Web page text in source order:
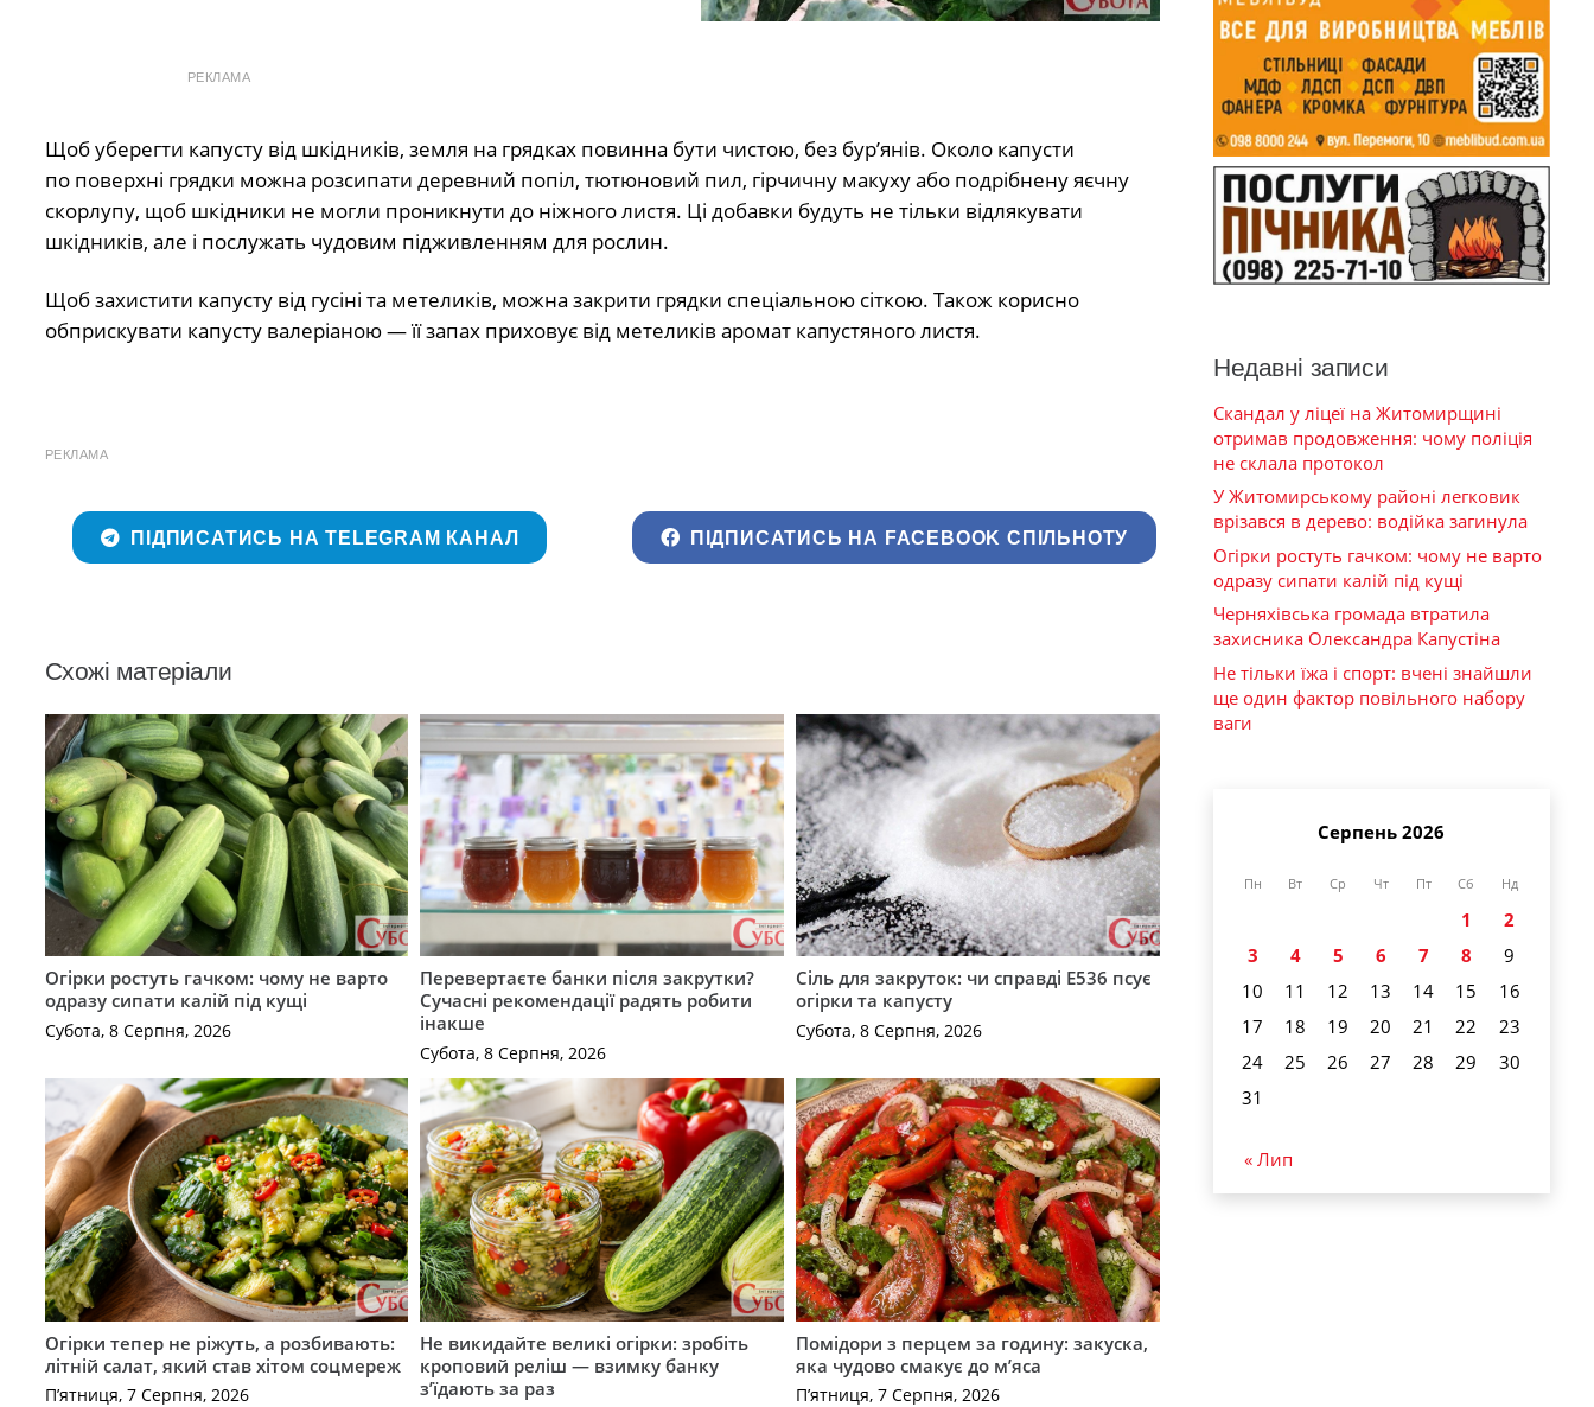
РЕКЛАМА
Щоб уберегти капусту від шкідників, земля на грядках повинна бути чистою, без бур’янів. Около капусти
по поверхні грядки можна розсипати деревний попіл, тютюновий пил, гірчичну макуху або подрібнену яєчну
скорлупу, щоб шкідники не могли проникнути до ніжного листя. Ці добавки будуть не тільки відлякувати
шкідників, але і послужать чудовим підживленням для рослин.
Щоб захистити капусту від гусіні та метеликів, можна закрити грядки спеціальною сіткою. Також корисно
обприскувати капусту валеріаною — її запах приховує від метеликів аромат капустяного листя.
РЕКЛАМА
ПІДПИСАТИСЬ НА TELEGRAM КАНАЛ ПІДПИСАТИСЬ НА FACEBOOK СПІЛЬНОТУ
Схожі матеріали
Огірки ростуть гачком: чому не варто
одразу сипати калій під кущі
Субота, 8 Серпня, 2026
Перевертаєте банки після закрутки?
Сучасні рекомендації радять робити
інакше
Субота, 8 Серпня, 2026
Сіль для закруток: чи справді Е536 псує
огірки та капусту
Субота, 8 Серпня, 2026
Огірки тепер не ріжуть, а розбивають:
літній салат, який став хітом соцмереж
П’ятниця, 7 Серпня, 2026
Не викидайте великі огірки: зробіть
кроповий реліш — взимку банку
з’їдають за раз
Помідори з перцем за годину: закуска,
яка чудово смакує до м’яса
П’ятниця, 7 Серпня, 2026
Недавні записи
Скандал у ліцеї на Житомирщині
отримав продовження: чому поліція
не склала протокол
У Житомирському районі легковик
врізався в дерево: водійка загинула
Огірки ростуть гачком: чому не варто
одразу сипати калій під кущі
Черняхівська громада втратила
захисника Олександра Капустіна
Не тільки їжа і спорт: вчені знайшли
ще один фактор повільного набору
ваги
Серпень 2026
Пн Вт Ср Чт Пт Сб Нд
1
2
3
4 5 6 7 8
9
10
11 12 13 14 15
16
17
18 19 20 21 22
23
24
25 26 27 28 29
30
31
« Лип